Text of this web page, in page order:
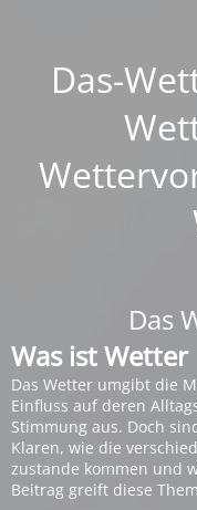
Das-
Das
Was ist Wetter
Das Wetter umgibt die
Einfluss auf deren
Stimmung aus. Doch
Klaren, wie die
zustande kommen und
Beitrag greift diese